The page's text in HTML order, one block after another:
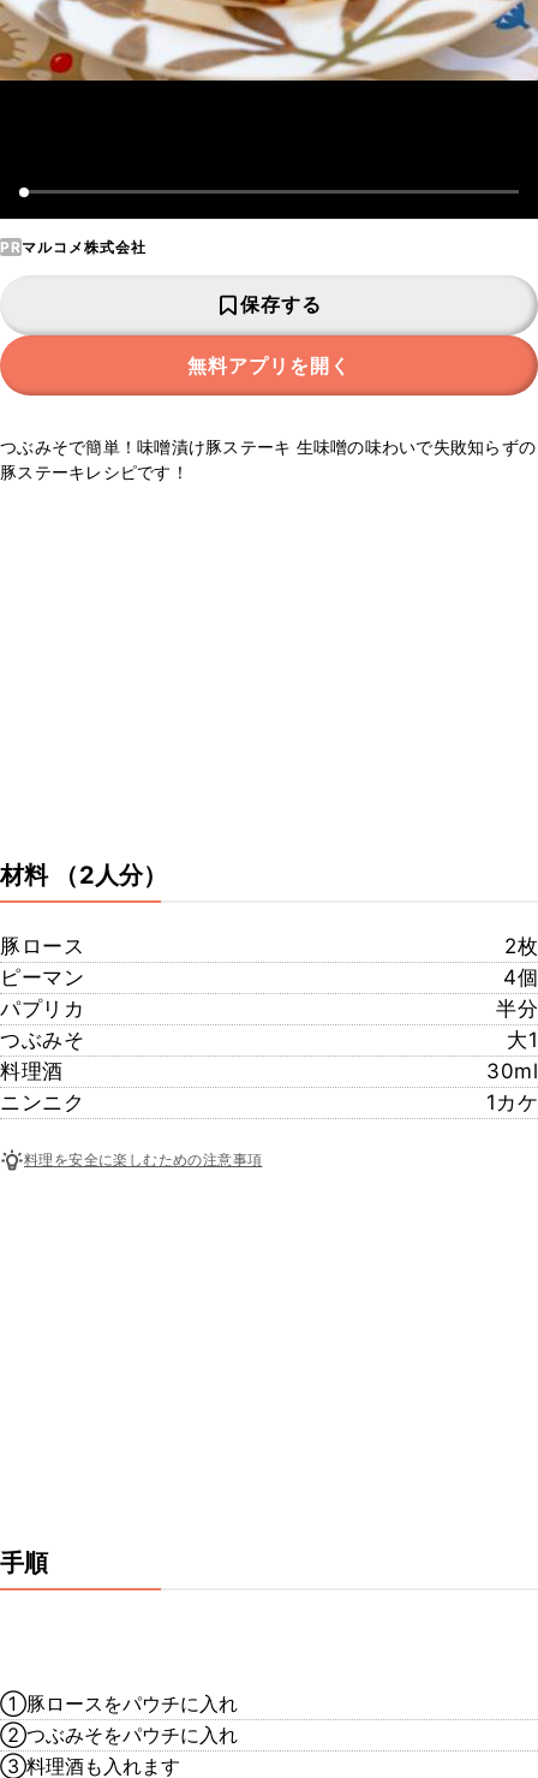
PR マルコメ株式会社
保存する
無料アプリを開く
つぶみそで簡単！味噌漬け豚ステーキ 生味噌の味わいで失敗知らずの
豚ステーキレシピです！
材料 （2人分）
豚ロース
2枚
ピーマン
4個
パプリカ
半分
つぶみそ
大1
料理酒
30ml
ニンニク
1カケ
料理を安全に楽しむための注意事項
手順
①豚ロースをパウチに入れ
②つぶみそをパウチに入れ
③料理酒も入れます